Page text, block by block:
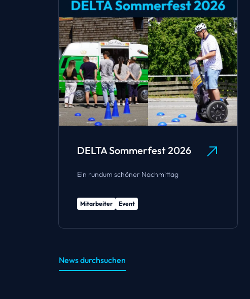
DELTA Sommerfest 2026
Ein rundum schöner Nachmittag
Mitarbeiter Event
News durchsuchen